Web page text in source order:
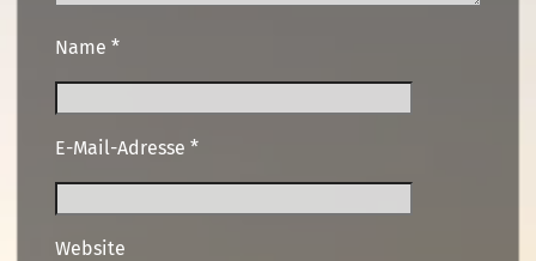
Name *
E-Mail-Adresse *
Website